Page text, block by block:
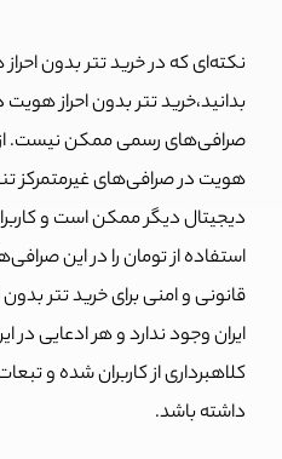
نکته‌ای که در خرید تتر بدون
بدانید،‌خرید تتر بدون احراز هویت
صرافی‌های رسمی ممکن نیست. از
هویت در صرافی‌های غیرمتمرکز
دیجیتال دیگر ممکن است و
استفاده از تومان را در این
قانونی و امنی برای خرید تتر بدون
ایران وجود ندارد و هر ادعایی
کلاهبرداری از کاربران شده و
داشته باشد.